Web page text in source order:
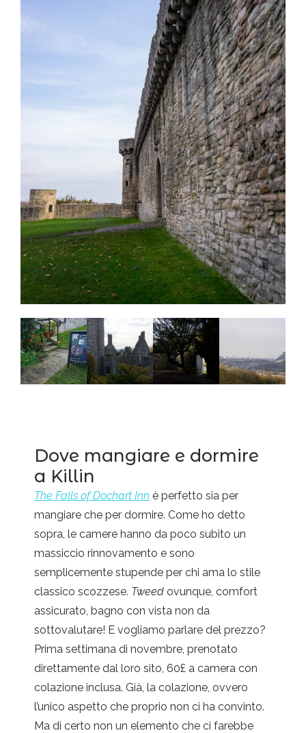
Dove mangiare e dormire
a Killin
The Falls of Dochart Inn è perfetto sia per
mangiare che per dormire. Come ho detto
sopra, le camere hanno da poco subito un
massiccio rinnovamento e sono
semplicemente stupende per chi ama lo stile
classico scozzese. Tweed ovunque, comfort
assicurato, bagno con vista non da
sottovalutare! E vogliamo parlare del prezzo?
Prima settimana di novembre, prenotato
direttamente dal loro sito, 60£ a camera con
colazione inclusa. Già, la colazione, ovvero
l’unico aspetto che proprio non ci ha convinto.
Ma di certo non un elemento che ci farebbe